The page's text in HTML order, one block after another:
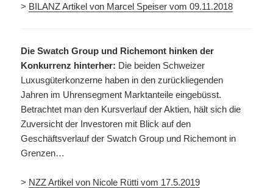
> BILANZ Artikel von Marcel Speiser vom 09.11.2018
Die Swatch Group und Richemont hinken der
Konkurrenz hinterher: Die beiden Schweizer
Luxusgüterkonzerne haben in den zurückliegenden
Jahren im Uhrensegment Marktanteile eingebüsst.
Betrachtet man den Kursverlauf der Aktien, hält sich die
Zuversicht der Investoren mit Blick auf den
Geschäftsverlauf der Swatch Group und Richemont in
Grenzen…
> NZZ Artikel von Nicole Rütti vom 17.5.2019